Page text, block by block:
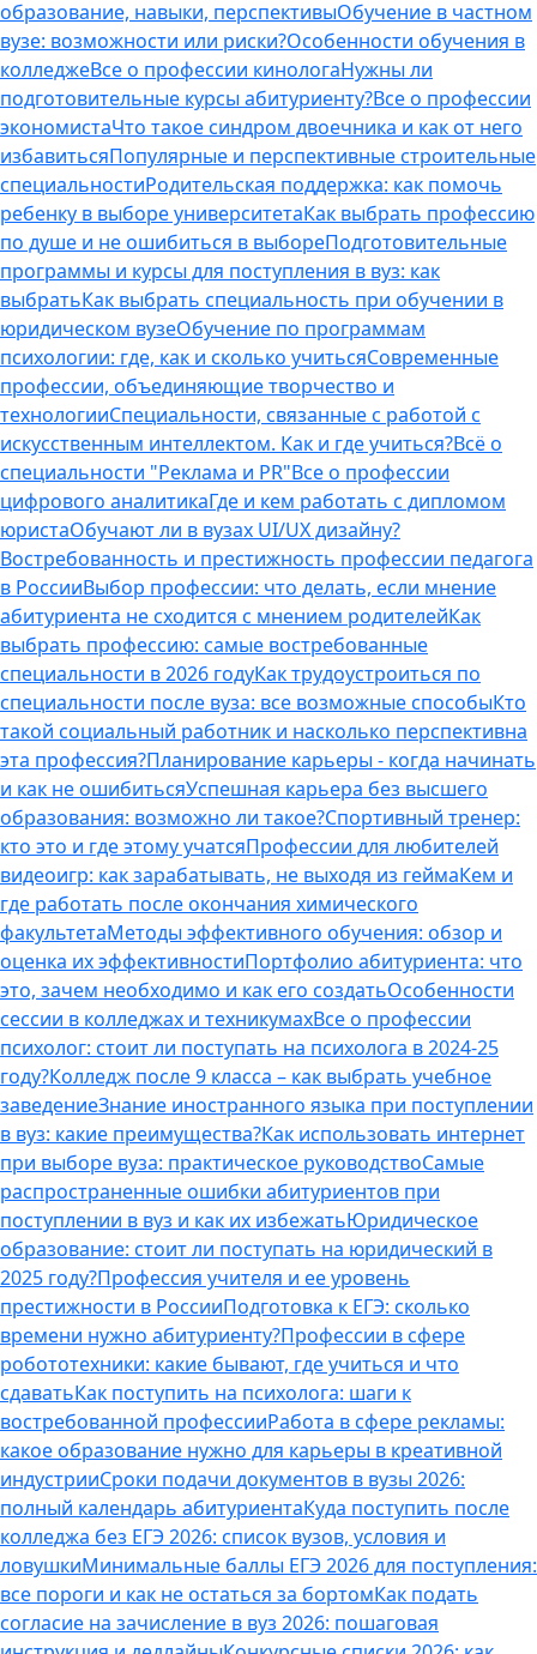
образование, навыки, перспективыОбучение в частном
вузе: возможности или риски?Особенности обучения в
колледжеВсе о профессии кинологаНужны ли
подготовительные курсы абитуриенту?Все о профессии
экономистаЧто такое синдром двоечника и как от него
избавитьсяПопулярные и перспективные строительные
специальностиРодительская поддержка: как помочь
ребенку в выборе университетаКак выбрать профессию
по душе и не ошибиться в выбореПодготовительные
программы и курсы для поступления в вуз: как
выбратьКак выбрать специальность при обучении в
юридическом вузеОбучение по программам
психологии: где, как и сколько учитьсяСовременные
профессии, объединяющие творчество и
технологииСпециальности, связанные с работой с
искусственным интеллектом. Как и где учиться?Всё о
специальности "Реклама и PR"Все о профессии
цифрового аналитикаГде и кем работать с дипломом
юристаОбучают ли в вузах UI/UX дизайну?
Востребованность и престижность профессии педагога
в РоссииВыбор профессии: что делать, если мнение
абитуриента не сходится с мнением родителейКак
выбрать профессию: самые востребованные
специальности в 2026 годуКак трудоустроиться по
специальности после вуза: все возможные способыКто
такой социальный работник и насколько перспективна
эта профессия?Планирование карьеры - когда начинать
и как не ошибитьсяУспешная карьера без высшего
образования: возможно ли такое?Спортивный тренер:
кто это и где этому учатсяПрофессии для любителей
видеоигр: как зарабатывать, не выходя из геймаКем и
где работать после окончания химического
факультетаМетоды эффективного обучения: обзор и
оценка их эффективностиПортфолио абитуриента: что
это, зачем необходимо и как его создатьОсобенности
сессии в колледжах и техникумахВсе о профессии
психолог: стоит ли поступать на психолога в 2024-25
году?Колледж после 9 класса – как выбрать учебное
заведениеЗнание иностранного языка при поступлении
в вуз: какие преимущества?Как использовать интернет
при выборе вуза: практическое руководствоСамые
распространенные ошибки абитуриентов при
поступлении в вуз и как их избежатьЮридическое
образование: стоит ли поступать на юридический в
2025 году?Профессия учителя и ее уровень
престижности в РоссииПодготовка к ЕГЭ: сколько
времени нужно абитуриенту?Профессии в сфере
робототехники: какие бывают, где учиться и что
сдаватьКак поступить на психолога: шаги к
востребованной профессииРабота в сфере рекламы:
какое образование нужно для карьеры в креативной
индустрииСроки подачи документов в вузы 2026:
полный календарь абитуриентаКуда поступить после
колледжа без ЕГЭ 2026: список вузов, условия и
ловушкиМинимальные баллы ЕГЭ 2026 для поступления:
все пороги и как не остаться за бортомКак подать
согласие на зачисление в вуз 2026: пошаговая